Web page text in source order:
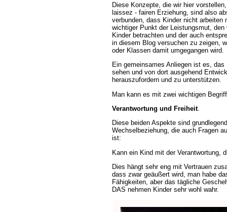
Diese Konzepte, die wir hier
laissez - fairen Erziehung, sind also
verbunden, dass Kinder nicht
wichtiger Punkt der Leistungsmut,
Kinder betrachten und der auch
in diesem Blog versuchen zu zeigen,
oder Klassen damit umgegangen wird.
Ein gemeinsames Anliegen ist es,
sehen und von dort ausgehend
herauszufordern und zu unterstützen.
Man kann es mit zwei wichtigen
Verantwortung und Freiheit.
Diese beiden Aspekte sind
Wechselbeziehung, die auch Fragen
ist:
Kann ein Kind mit der Verantwortung,
Dies hängt sehr eng mit Vertrauen
dass zwar geäußert wird, man habe
Fähigkeiten, aber das tägliche
DAS nehmen Kinder sehr wohl wahr.